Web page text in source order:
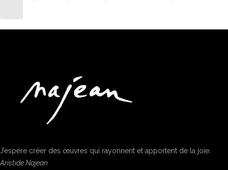
J’espère créer des œuvres qui rayonnent et apportent de la joie.
Aristide Najean